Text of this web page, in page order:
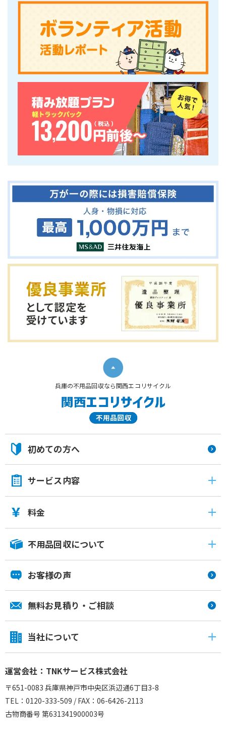
兵庫の不用品回収なら関西エコリサイクル
初めての方へ
サービス内容
料金
不用品回収について
お客様の声
無料お見積り・ご相談
当社について
運営会社：TNKサービス株式会社
〒651-0083 兵庫県神戸市中央区浜辺通6丁目3-8
TEL：0120-333-509 / FAX：06-6426-2113
古物商番号 第631341900003号